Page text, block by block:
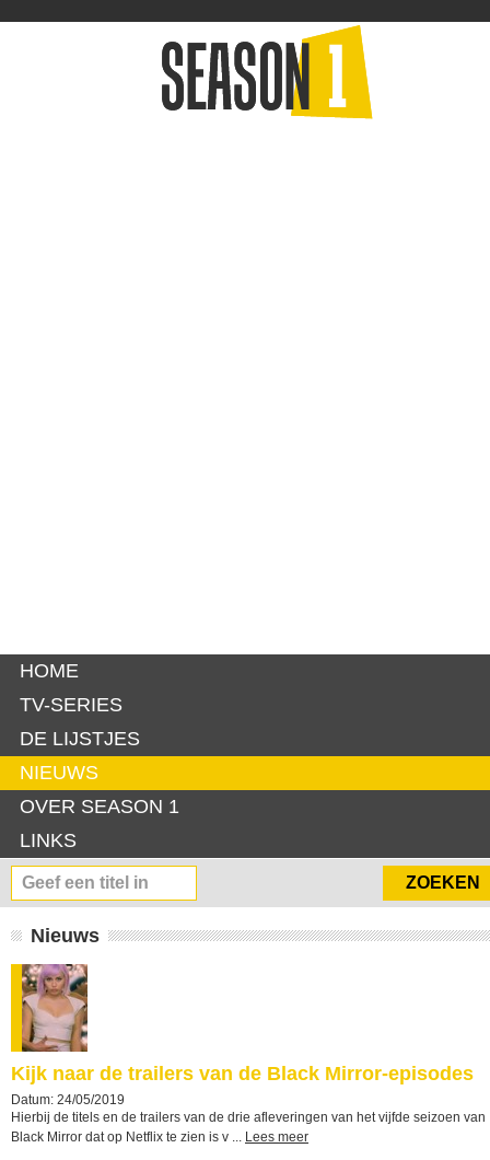
HOME
TV-SERIES
DE LIJSTJES
NIEUWS
OVER SEASON 1
LINKS
Nieuws
Kijk naar de trailers van de Black Mirror-episodes
Datum: 24/05/2019
Hierbij de titels en de trailers van de drie afleveringen van het vijfde seizoen van
Black Mirror dat op Netflix te zien is v ... Lees meer